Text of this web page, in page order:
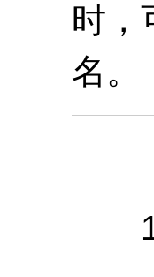
时，
名。
12